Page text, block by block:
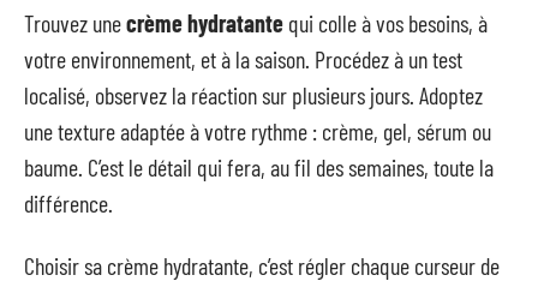
Trouvez unecrème hydratante qui colle à vos besoins, à
votre environnement, et à la saison. Procédez à un test
localisé, observez la réaction sur plusieurs jours. Adoptez
une texture adaptée à votre rythme : crème, gel, sérum ou
baume. C’est le détail qui fera, au fil des semaines, toute la
différence.
Choisir sa crème hydratante, c’est régler chaque curseur de